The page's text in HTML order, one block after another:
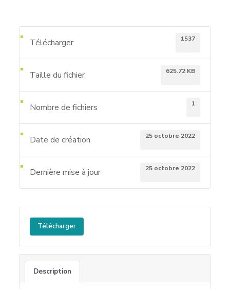
Télécharger 1537
Taille du fichier 625.72 KB
Nombre de fichiers 1
Date de création 25 octobre 2022
Dernière mise à jour 25 octobre 2022
Télécharger
Description